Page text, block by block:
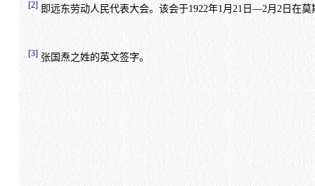
[2] 即远东劳动人民代表大会。该会于1922年1月21日—2月2日在
[3] 张国焘之姓的英文签字。